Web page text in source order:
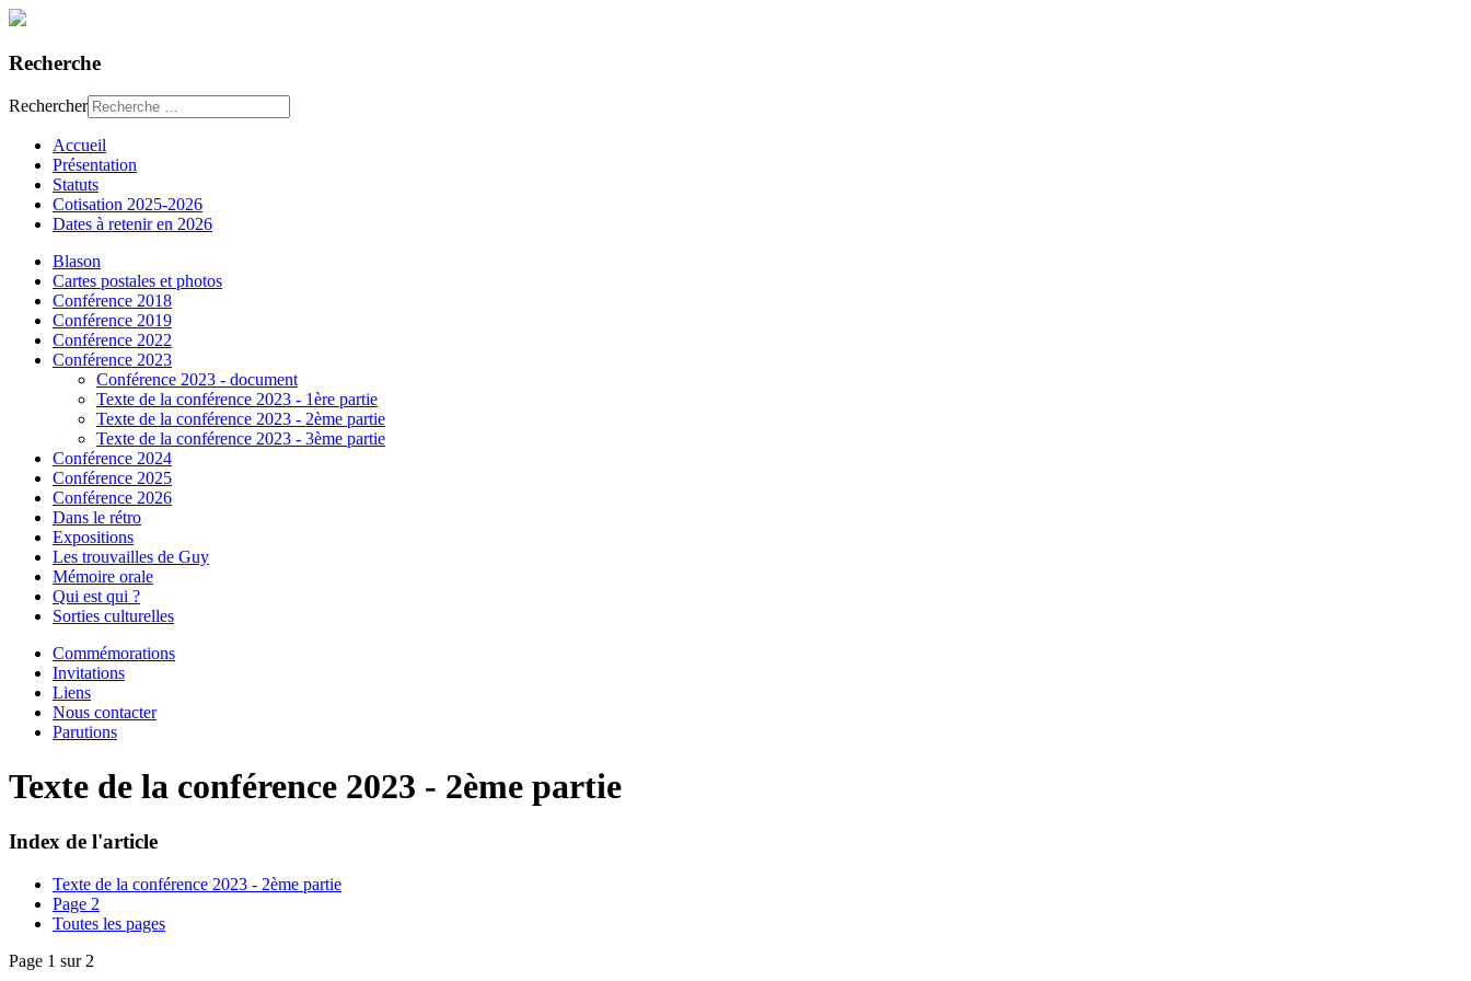
Recherche
Rechercher
Accueil
Présentation
Statuts
Cotisation 2025-2026
Dates à retenir en 2026
Blason
Cartes postales et photos
Conférence 2018
Conférence 2019
Conférence 2022
Conférence 2023
Conférence 2023 - document
Texte de la conférence 2023 - 1ère partie
Texte de la conférence 2023 - 2ème partie
Texte de la conférence 2023 - 3ème partie
Conférence 2024
Conférence 2025
Conférence 2026
Dans le rétro
Expositions
Les trouvailles de Guy
Mémoire orale
Qui est qui ?
Sorties culturelles
Commémorations
Invitations
Liens
Nous contacter
Parutions
Texte de la conférence 2023 - 2ème partie
Index de l'article
Texte de la conférence 2023 - 2ème partie
Page 2
Toutes les pages
Page 1 sur 2